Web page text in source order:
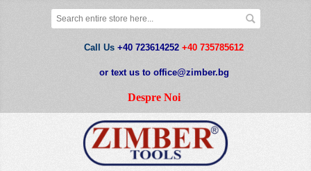
Call Us +40 723614252 +40 735785612
or text us to office@zimber.bg
Despre Noi